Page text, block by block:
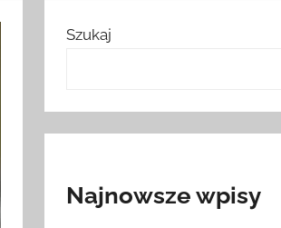
Szukaj
Najnowsze wpisy